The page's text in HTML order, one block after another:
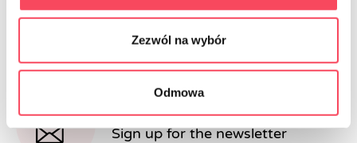
Zezwól na wybór
Odmowa
Sign up for the newsletter